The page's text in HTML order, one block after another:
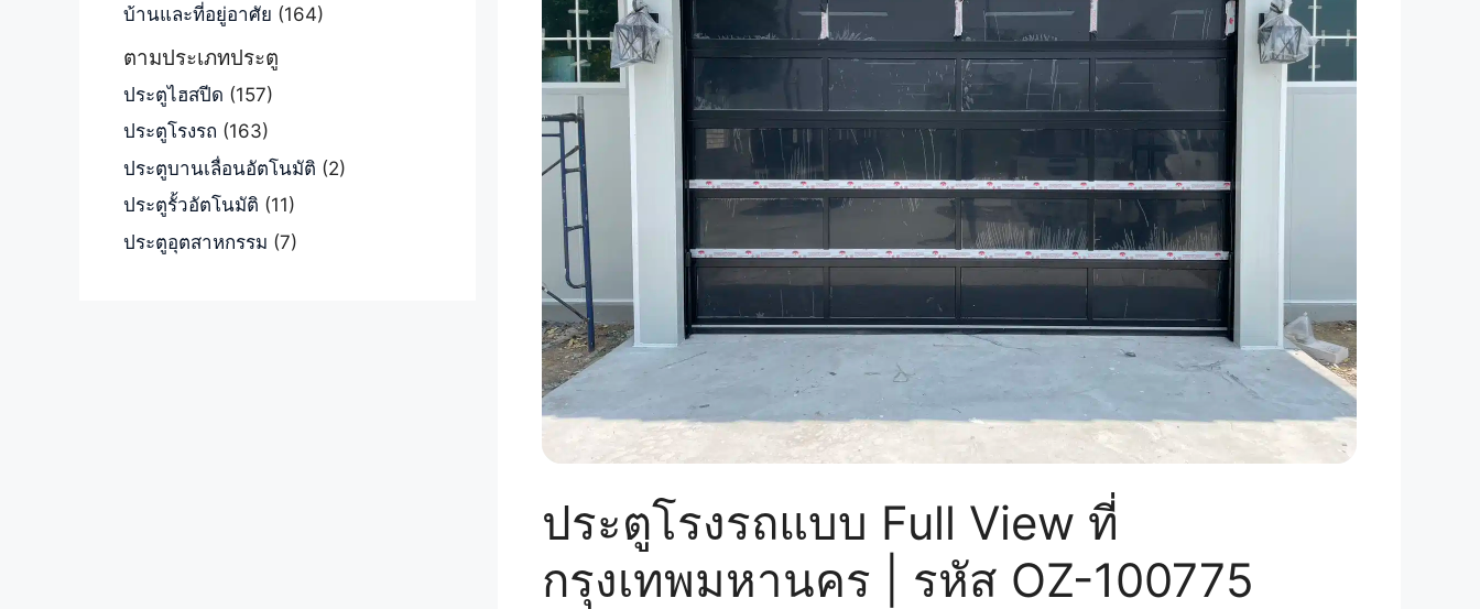
ประตูโรงรถแบบ Full View ที่
กรุงเทพมหานคร | รหัส OZ-100775
บ้านและที่อยู่อาศัย (164)
ตามประเภทประตู
ประตูไฮสปีด (157)
ประตูโรงรถ (163)
ประตูบานเลื่อนอัตโนมัติ (2)
ประตูรั้วอัตโนมัติ (11)
ประตูอุตสาหกรรม (7)